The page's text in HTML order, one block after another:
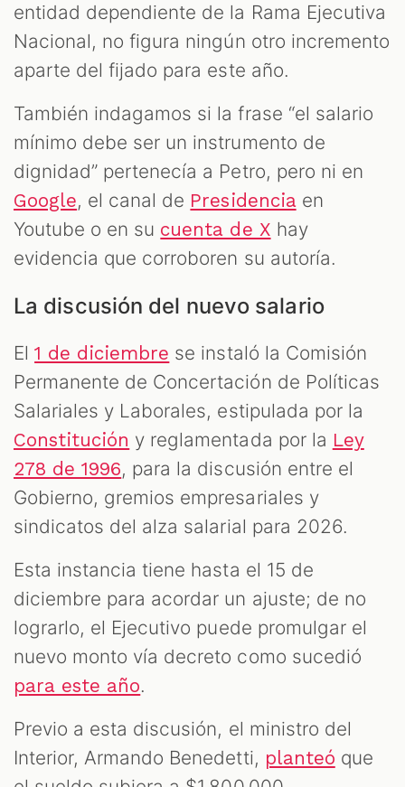
entidad dependiente de la Rama Ejecutiva
Nacional, no figura ningún otro incremento
aparte del fijado para este año.
También indagamos si la frase “el salario
mínimo debe ser un instrumento de
dignidad” pertenecía a Petro, pero ni en
Google, el canal de Presidenciaen
Youtube o en su cuenta de X hay
evidencia que corroboren su autoría.
La discusión del nuevo salario
El1 de diciembre se instaló la Comisión
Permanente de Concertación de Políticas
Salariales y Laborales, estipulada por la
Constitución y reglamentada por la Ley
278 de 1996, para la discusión entre el
Gobierno, gremios empresariales y
sindicatos del alza salarial para 2026.
Esta instancia tiene hasta el 15 de
diciembre para acordar un ajuste; de no
lograrlo, el Ejecutivo puede promulgar el
nuevo monto vía decreto como sucedió
para este año.
Previo a esta discusión, el ministro del
Interior, Armando Benedetti, planteó que